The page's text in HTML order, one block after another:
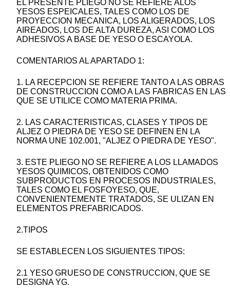
EL PRESENTE PLIEGO NO SE REFIERE ALOS
YESOS ESPEICALES, TALES COMO LOS DE
PROYECCION MECANICA, LOS ALIGERADOS, LOS
AIREADOS, LOS DE ALTA DUREZA, ASI COMO LOS
ADHESIVOS A BASE DE YESO O ESCAYOLA.
COMENTARIOS AL APARTADO 1:
1. LA RECEPCION SE REFIERE TANTO A LAS OBRAS
DE CONSTRUCCION COMO A LAS FABRICAS EN LAS
QUE SE UTILICE COMO MATERIA PRIMA.
2. LAS CARACTERISTICAS, CLASES Y TIPOS DE
ALJEZ O PIEDRA DE YESO SE DEFINEN EN LA
NORMA UNE 102.001, "ALJEZ O PIEDRA DE YESO".
3. ESTE PLIEGO NO SE REFIERE A LOS LLAMADOS
YESOS QUIMICOS, OBTENIDOS COMO
SUBPRODUCTOS EN PROCESOS INDUSTRIALES,
TALES COMO EL FOSFOYESO, QUE,
CONVENIENTEMENTE TRATADOS, SE ULIZAN EN
ELEMENTOS PREFABRICADOS.
2.TIPOS
SE ESTABLECEN LOS SIGUIENTES TIPOS:
2.1 YESO GRUESO DE CONSTRUCCION, QUE SE
DESIGNA YG.